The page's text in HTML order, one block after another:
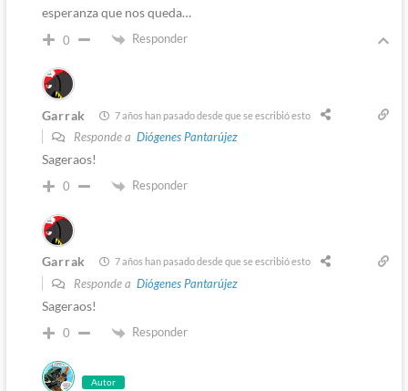
esperanza que nos queda…
0 Responder
Garrak 7 años han pasado desde que se escribió esto
Responde a Diógenes Pantarújez
Sageraos!
0 Responder
Garrak 7 años han pasado desde que se escribió esto
Responde a Diógenes Pantarújez
Sageraos!
0 Responder
Autor